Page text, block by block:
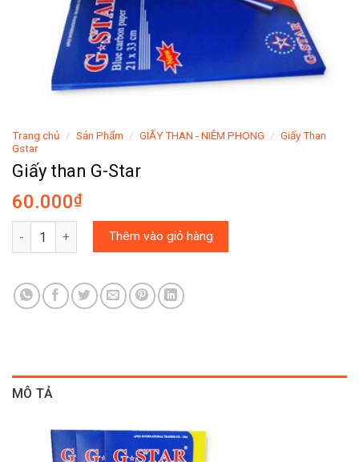
Trang chủ / Sản Phẩm / GIẤY THAN - NIÊM PHONG / Giấy Than
Gstar
Giấy than G-Star
60.000₫
Giấy than G-Star số lượngThêm vào giỏ hàng
MÔ TẢ